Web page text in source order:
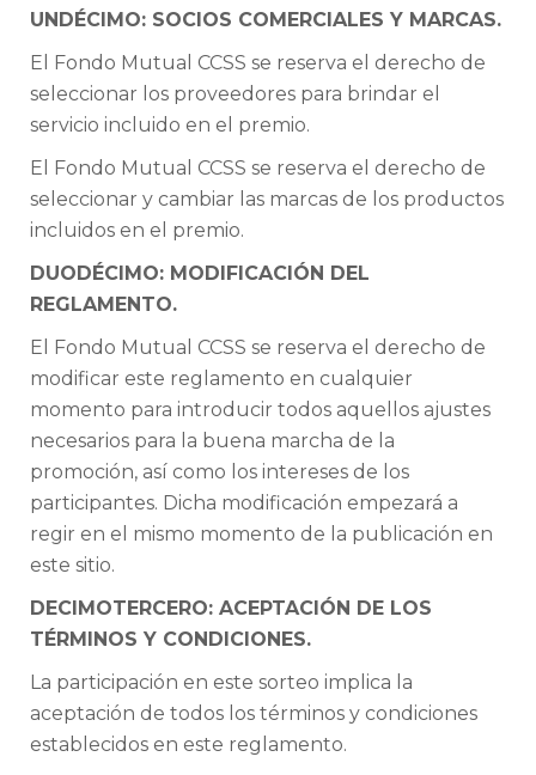
UNDÉCIMO: SOCIOS COMERCIALES Y MARCAS.
El Fondo Mutual CCSS se reserva el derecho de
seleccionar los proveedores para brindar el
servicio incluido en el premio.
El Fondo Mutual CCSS se reserva el derecho de
seleccionar y cambiar las marcas de los productos
incluidos en el premio.
DUODÉCIMO: MODIFICACIÓN DEL
REGLAMENTO.
El Fondo Mutual CCSS se reserva el derecho de
modificar este reglamento en cualquier
momento para introducir todos aquellos ajustes
necesarios para la buena marcha de la
promoción, así como los intereses de los
participantes. Dicha modificación empezará a
regir en el mismo momento de la publicación en
este sitio.
DECIMOTERCERO: ACEPTACIÓN DE LOS
TÉRMINOS Y CONDICIONES.
La participación en este sorteo implica la
aceptación de todos los términos y condiciones
establecidos en este reglamento.